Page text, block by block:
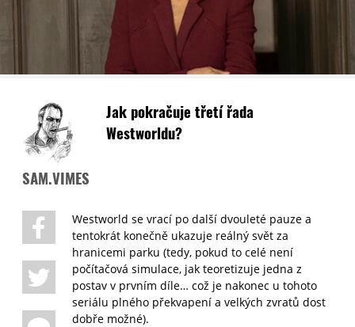
SAM.VIMES
Jak pokračuje třetí řada
Westworldu?
Westworld se vrací po další dvouleté pauze a
tentokrát konečně ukazuje reálný svět za
hranicemi parku (tedy, pokud to celé není
počítačová simulace, jak teoretizuje jedna z
postav v prvním díle… což je nakonec u tohoto
seriálu plného překvapení a velkých zvratů dost
dobře možné).